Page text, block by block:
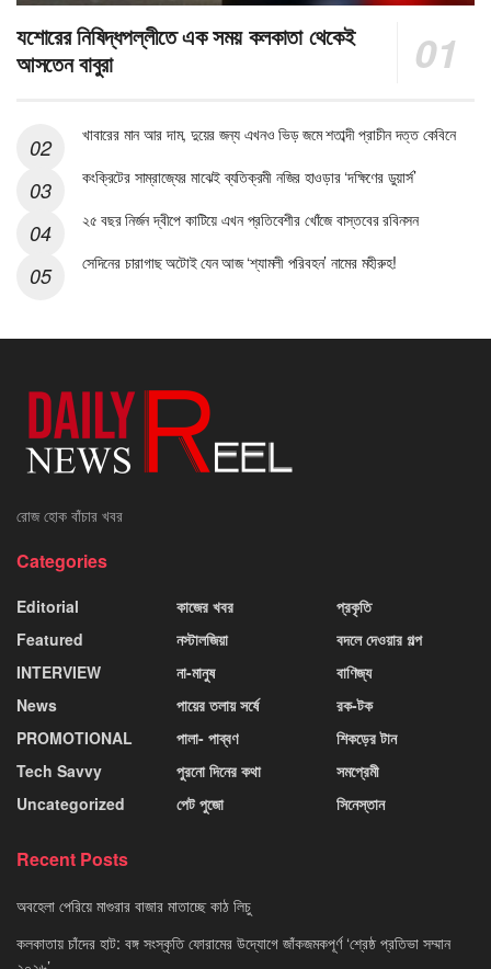
যশোরের নিষিদ্ধপল্লীতে এক সময় কলকাতা থেকেই
আসতেন বাবুরা
খাবারের মান আর দাম, দুয়ের জন্য এখনও ভিড় জমে শতাব্দী প্রাচীন দত্ত কেবিনে
কংক্রিটের সাম্রাজ্যের মাঝেই ব্যতিক্রমী নজির হাওড়ার ‘দক্ষিণের ডুয়ার্স’
২৫ বছর নির্জন দ্বীপে কাটিয়ে এখন প্রতিবেশীর খোঁজে বাস্তবের রবিনসন
সেদিনের চারাগাছ অটোই যেন আজ ‘শ্যামলী পরিবহন’ নামের মহীরুহ!
রোজ হোক বাঁচার খবর
Categories
Editorial
Featured
INTERVIEW
News
PROMOTIONAL
Tech Savvy
Uncategorized
কাজের খবর
নস্টালজিয়া
না-মানুষ
পায়ের তলায় সর্ষে
পালা- পাব্বণ
পুরনো দিনের কথা
পেট পুজো
প্রকৃতি
বদলে দেওয়ার গল্প
বাণিজ্য
রক-টক
শিকড়ের টান
সমপ্রেমী
সিনেস্তান
Recent Posts
অবহেলা পেরিয়ে মাগুরার বাজার মাতাচ্ছে কাঠ লিচু
কলকাতায় চাঁদের হাট: বঙ্গ সংস্কৃতি ফোরামের উদ্যোগে জাঁকজমকপূর্ণ ‘শ্রেষ্ঠ প্রতিভা সম্মান